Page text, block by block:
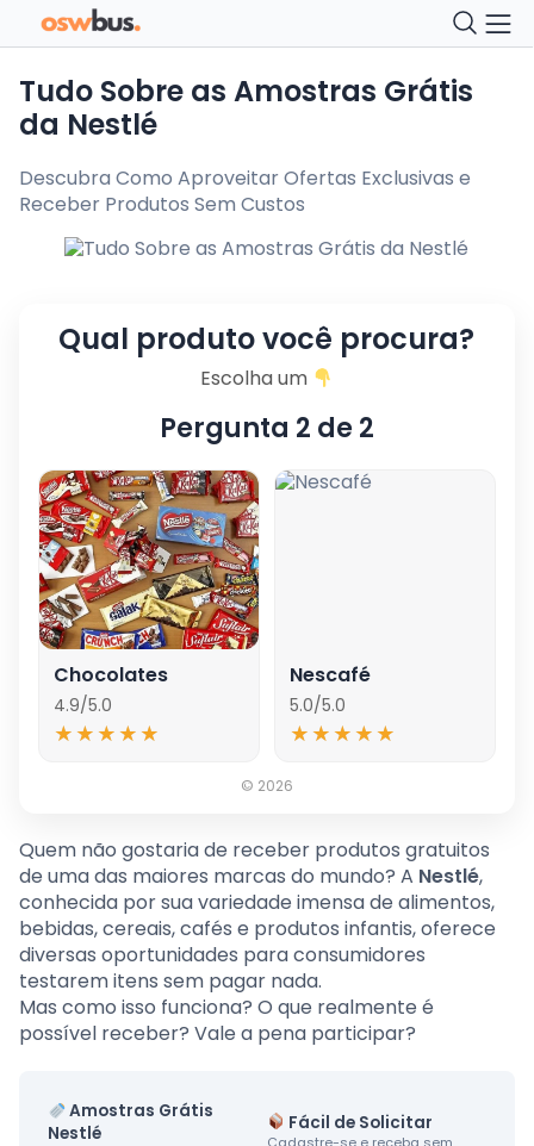
Tudo Sobre as Amostras Grátis
da Nestlé
Descubra Como Aproveitar Ofertas Exclusivas e
Receber Produtos Sem Custos
Qual produto você procura?
Escolha um
Pergunta 2 de 2
Chocolates
4.9/5.0
★★★★★
★★★★★
Nescafé
5.0/5.0
★★★★★
★★★★★
© 2026
Quem não gostaria de receber produtos gratuitos
de uma das maiores marcas do mundo? A Nestlé,
conhecida por sua variedade imensa de alimentos,
bebidas, cereais, cafés e produtos infantis, oferece
diversas oportunidades para consumidores
testarem itens sem pagar nada.
Mas como isso funciona? O que realmente é
possível receber? Vale a pena participar?
Amostras Grátis
Nestlé
Fácil de Solicitar
Cadastre-se e receba sem